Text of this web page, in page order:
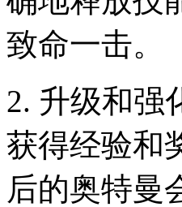
致命一击。
2. 升级和强
获得经验和
后的奥特曼